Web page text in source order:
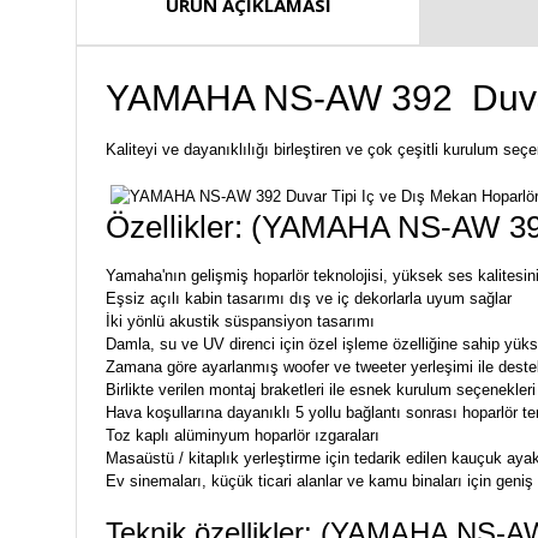
YAMAHA NS-AW 392
Kaliteyi ve dayanıklılığı birleştiren ve çok çeşitli kurulum
Özellikler: (YAMAHA NS-AW
Yamaha'nın gelişmiş hoparlör teknolojisi, yüksek ses
Eşsiz açılı kabin tasarımı dış ve iç dekorlarla uyum sağlar
İki yönlü akustik süspansiyon tasarımı
Damla, su ve UV direnci için özel işleme özelliğine sahip
Zamana göre ayarlanmış woofer ve tweeter yerleşimi ile
Birlikte verilen montaj braketleri ile esnek kurulum seçenekleri
Hava koşullarına dayanıklı 5 yollu bağlantı sonrası hoparlör
Toz kaplı alüminyum hoparlör ızgaraları
Masaüstü / kitaplık yerleştirme için tedarik edilen kauçuk
Ev sinemaları, küçük ticari alanlar ve kamu binaları için geniş